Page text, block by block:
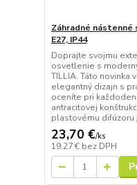
Záhradné
E27, IP44
Doprajte svojmu
osvetlenie s
TILLIA. Táto novinka
elegantný dizajn s
oceníte pri
antracitovej
plastovému difúzoru
23,70 €/ks
19,27 € bez DPH